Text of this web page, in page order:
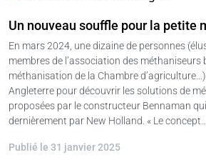
Un nouveau souffle pour la petite
En mars 2024, une dizaine de personnes
membres de l’association des méthaniseurs
méthanisation de la Chambre
Angleterre pour découvrir les solutions de
proposées par le constructeur Bennaman
dernièrement par New Holland. « Le concept…
Publié le 31 janvier 2025